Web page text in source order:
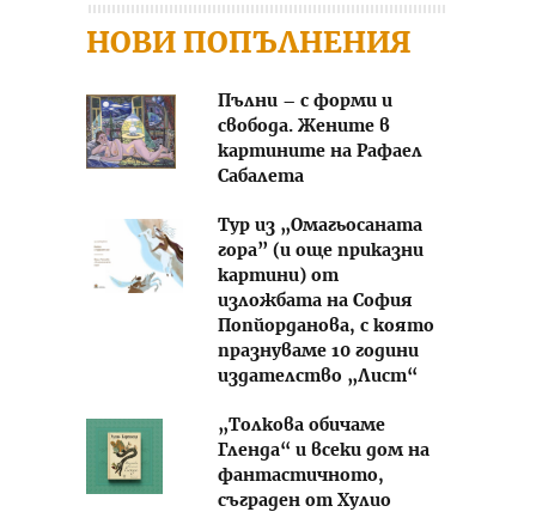
НОВИ ПОПЪЛНЕНИЯ
Пълни – с форми и
свобода. Жените в
картините на Рафаел
Сабалета
Тур из „Омагьосаната
гора” (и още приказни
картини) от
изложбата на София
Попйорданова, с която
празнуваме 10 години
издателство „Лист“
„Толкова обичаме
Гленда“ и всеки дом на
фантастичното,
съграден от Хулио